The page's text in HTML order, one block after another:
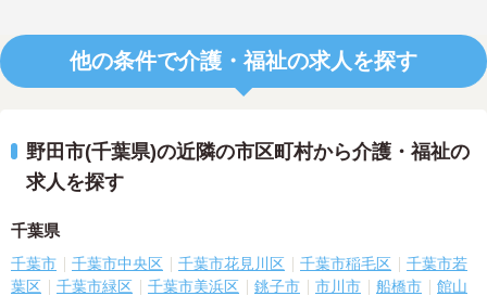
他の条件で介護・福祉の求人を探す
野田市(千葉県)の近隣の市区町村から介護・福祉の
求人を探す
千葉県
千葉市 千葉市中央区 千葉市花見川区 千葉市稲毛区
千葉市若
葉区
千葉市緑区 千葉市美浜区 銚子市 市川市 船橋市
館山